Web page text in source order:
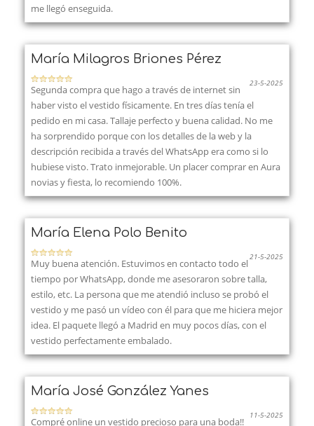
me llegó enseguida.
María Milagros Briones Pérez
23-5-2025
Segunda compra que hago a través de internet sin
haber visto el vestido físicamente. En tres días tenía el
pedido en mi casa. Tallaje perfecto y buena calidad. No me
ha sorprendido porque con los detalles de la web y la
descripción recibida a través del WhatsApp era como si lo
hubiese visto. Trato inmejorable. Un placer comprar en Aura
novias y fiesta, lo recomiendo 100%.
María Elena Polo Benito
21-5-2025
Muy buena atención. Estuvimos en contacto todo el
tiempo por WhatsApp, donde me asesoraron sobre talla,
estilo, etc. La persona que me atendió incluso se probó el
vestido y me pasó un vídeo con él para que me hiciera mejor
idea. El paquete llegó a Madrid en muy pocos días, con el
vestido perfectamente embalado.
María José González Yanes
11-5-2025
Compré online un vestido precioso para una boda!!